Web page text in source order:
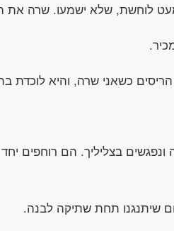
לוחשת, שלא ישמעו. שרה את
כשאני שרה, והיא לוכדת
ונפגשים בצליליך. הם רוחפים
שיתנגנו תחת שתיקה לבנה.